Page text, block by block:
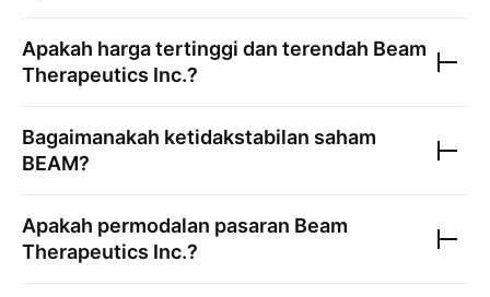
Apakah harga tertinggi dan terendah Beam
Therapeutics Inc.?
Bagaimanakah ketidakstabilan saham
BEAM?
Apakah permodalan pasaran Beam
Therapeutics Inc.?